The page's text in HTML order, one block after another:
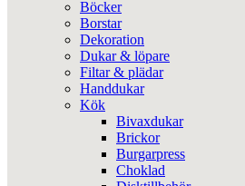
Böcker
Borstar
Dekoration
Dukar & löpare
Filtar & plädar
Handdukar
Kök
Bivaxdukar
Brickor
Burgarpress
Choklad